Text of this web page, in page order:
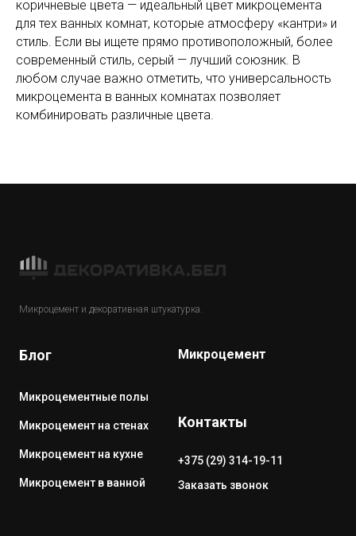
коричневые цвета — идеальный цвет микроцемента
для тех ванных комнат, которые атмосферу «кантри» и
стиль. Если вы ищете прямо противоположный, более
современный стиль, серый — лучший союзник. В
любом случае важно отметить, что универсальность
микроцемента в ванных комнатах позволяет
комбинировать различные цвета.
Микроцемент и декоративная штукатурка.
Блог
Микроцементные полы
Микроцемент на стенах
Микроцемент на кухне
Микроцемент в ванной
Микроцемент
Контакты
+375 (29) 314-19-11
Заказать звонок